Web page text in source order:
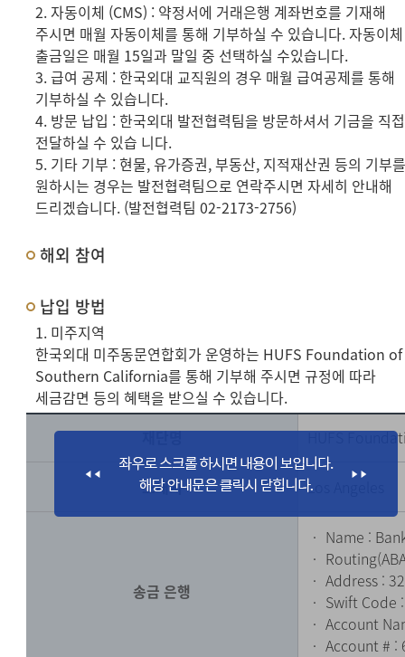
2. 자동이체 (CMS) : 약정서에 거래은행 계좌번호를 기재해
주시면 매월 자동이체를 통해 기부하실 수 있습니다. 자동이체
출금일은 매월 15일과 말일 중 선택하실 수있습니다.
3. 급여 공제 : 한국외대 교직원의 경우 매월 급여공제를 통해
기부하실 수 있습니다.
4. 방문 납입 : 한국외대 발전협력팀을 방문하셔서 기금을 직접
전달하실 수 있습 니다.
5. 기타 기부 : 현물, 유가증권, 부동산, 지적재산권 등의 기부
원하시는 경우는 발전협력팀으로 연락주시면 자세히 안내해
드리겠습니다. (발전협력팀 02-2173-2756)
해외 참여
납입 방법
1. 미주지역
한국외대 미주동문연합회가 운영하는 HUFS Foundation of
Southern California를 통해 기부해 주시면 규정에 따라
세금감면 등의 혜택을 받으실 수 있습니다.
재단명
HUFS
소재지 Los Angeles
송금 은행
‧ Name :
‧
‧ Address :
‧ Swift Code
‧ Account
‧ Account # :